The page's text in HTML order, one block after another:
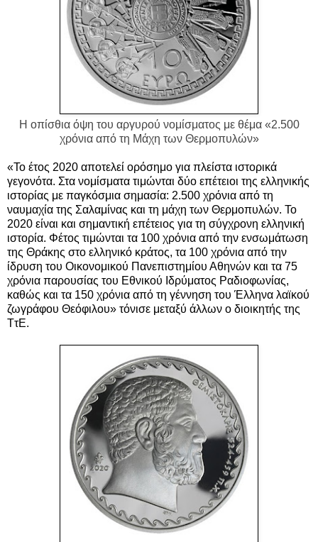
Η οπίσθια όψη του αργυρού νομίσματος με θέμα «2.500
χρόνια από τη Μάχη των Θερμοπυλών»
«Το έτος 2020 αποτελεί ορόσημο για πλείστα ιστορικά
γεγονότα. Στα νομίσματα τιμώνται δύο επέτειοι της ελληνικής
ιστορίας με παγκόσμια σημασία: 2.500 χρόνια από τη
ναυμαχία της Σαλαμίνας και τη μάχη των Θερμοπυλών. Το
2020 είναι και σημαντική επέτειος για τη σύγχρονη ελληνική
ιστορία. Φέτος τιμώνται τα 100 χρόνια από την ενσωμάτωση
της Θράκης στο ελληνικό κράτος, τα 100 χρόνια από την
ίδρυση του Οικονομικού Πανεπιστημίου Αθηνών και τα 75
χρόνια παρουσίας του Εθνικού Ιδρύματος Ραδιοφωνίας,
καθώς και τα 150 χρόνια από τη γέννηση του Έλληνα λαϊκού
ζωγράφου Θεόφιλου» τόνισε μεταξύ άλλων ο διοικητής της
ΤτΕ.